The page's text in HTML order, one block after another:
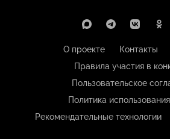
О проекте Контакты
Правила участия в
Пользовательское
Политика
Рекомендательные технологии